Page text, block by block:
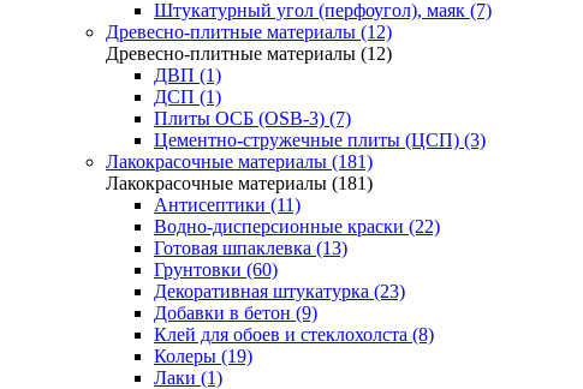
Штукатурный угол (перфоугол), маяк (7)
Древесно-плитные материалы (12)
Древесно-плитные материалы (12)
ДВП (1)
ДСП (1)
Плиты ОСБ (OSB-3) (7)
Цементно-стружечные плиты (ЦСП) (3)
Лакокрасочные материалы (181)
Лакокрасочные материалы (181)
Антисептики (11)
Водно-дисперсионные краски (22)
Готовая шпаклевка (13)
Грунтовки (60)
Декоративная штукатурка (23)
Добавки в бетон (9)
Клей для обоев и стеклохолста (8)
Колеры (19)
Лаки (1)